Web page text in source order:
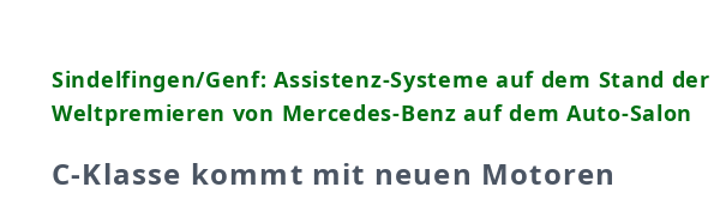
Sindelfingen/Genf: Assistenz-Systeme auf dem Stand der
Weltpremieren von Mercedes-Benz auf dem Auto-Salon
C-Klasse kommt mit neuen Motoren